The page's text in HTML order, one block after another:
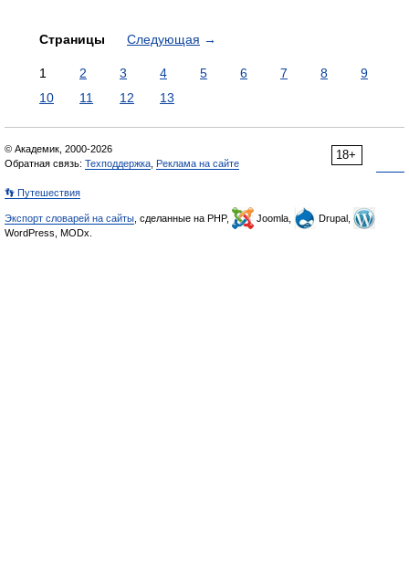
Страницы Следующая →
1 2 3 4 5 6 7 8
9
10
11 12 13
18+
© Академик, 2000-2026
Обратная связь: Техподдержка Реклама на сайте
👣 Путешествия
Экспорт словарей на сайты , сделанные на PHP, Joomla,
Drupal,
WordPress, MODx.